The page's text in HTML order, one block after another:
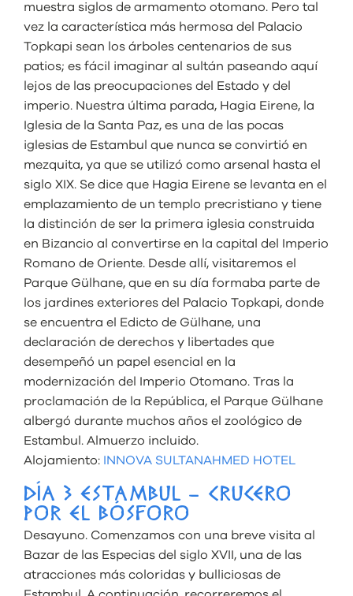
muestra siglos de armamento otomano. Pero tal
vez la característica más hermosa del Palacio
Topkapi sean los árboles centenarios de sus
patios; es fácil imaginar al sultán paseando aquí
lejos de las preocupaciones del Estado y del
imperio. Nuestra última parada, Hagia Eirene, la
Iglesia de la Santa Paz, es una de las pocas
iglesias de Estambul que nunca se convirtió en
mezquita, ya que se utilizó como arsenal hasta el
siglo XIX. Se dice que Hagia Eirene se levanta en el
emplazamiento de un templo precristiano y tiene
la distinción de ser la primera iglesia construida
en Bizancio al convertirse en la capital del Imperio
Romano de Oriente. Desde allí, visitaremos el
Parque Gülhane, que en su día formaba parte de
los jardines exteriores del Palacio Topkapi, donde
se encuentra el Edicto de Gülhane, una
declaración de derechos y libertades que
desempeñó un papel esencial en la
modernización del Imperio Otomano. Tras la
proclamación de la República, el Parque Gülhane
albergó durante muchos años el zoológico de
Estambul. Almuerzo incluido.
Alojamiento: INNOVA SULTANAHMED HOTEL
DÍA 3 ESTAMBUL – CRUCERO
POR EL BÓSFORO
Desayuno. Comenzamos con una breve visita al
Bazar de las Especias del siglo XVII, una de las
atracciones más coloridas y bulliciosas de